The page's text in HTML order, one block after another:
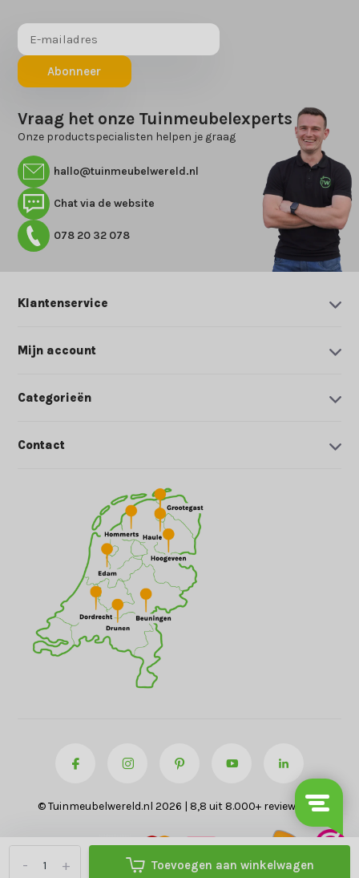
+
- Toevoegen aan winkelwagen
Abonneer
Vraag het onze Tuinmeubelexperts
Onze productspecialisten helpen je graag
hallo@tuinmeubelwereld.nl
Chat via de website
078 20 32 078
Klantenservice
Mijn account
Categorieën
Contact
© Tuinmeubelwereld.nl 2026 | 8,8 uit 8.000+ reviews